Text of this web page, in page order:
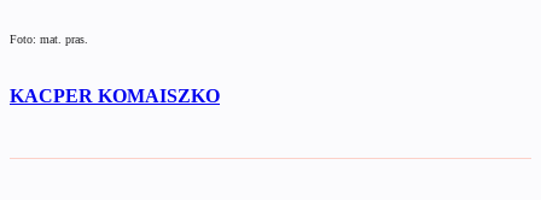
Foto: mat. pras.
KACPER KOMAISZKO